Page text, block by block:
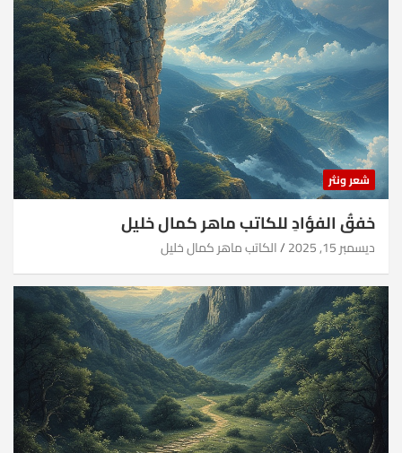
شعر ونثر
خفقُ الفؤادِ للكاتب ماهر كمال خليل
ديسمبر 15, 2025 الكاتب ماهر كمال خليل